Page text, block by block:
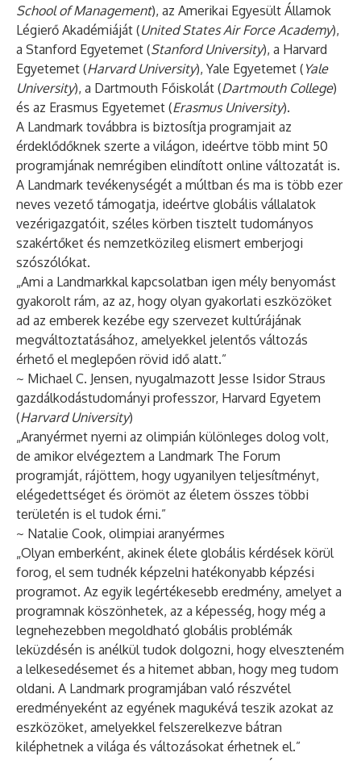
School of Management), az Amerikai Egyesült Államok
Légierő Akadémiáját (United States Air Force Academy),
a Stanford Egyetemet (Stanford University), a Harvard
Egyetemet (Harvard University), Yale Egyetemet ( Yale
University), a Dartmouth Főiskolát (Dartmouth College)
és az Erasmus Egyetemet (Erasmus University).
A Landmark továbbra is biztosítja programjait az
érdeklődőknek szerte a világon, ideértve több mint 50
programjának nemrégiben elindított online változatát is.
A Landmark tevékenységét a múltban és ma is több ezer
neves vezető támogatja, ideértve globális vállalatok
vezérigazgatóit, széles körben tisztelt tudományos
szakértőket és nemzetközileg elismert emberjogi
szószólókat.
„Ami a Landmarkkal kapcsolatban igen mély benyomást
gyakorolt rám, az az, hogy olyan gyakorlati eszközöket
ad az emberek kezébe egy szervezet kultúrájának
megváltoztatásához, amelyekkel jelentős változás
érhető el meglepően rövid idő alatt.”
~ Michael C. Jensen, nyugalmazott Jesse Isidor Straus
gazdálkodástudományi professzor, Harvard Egyetem
(Harvard University)
„Aranyérmet nyerni az olimpián különleges dolog volt,
de amikor elvégeztem a Landmark The Forum
programját, rájöttem, hogy ugyanilyen teljesítményt,
elégedettséget és örömöt az életem összes többi
területén is el tudok érni.”
~ Natalie Cook, olimpiai aranyérmes
„Olyan emberként, akinek élete globális kérdések körül
forog, el sem tudnék képzelni hatékonyabb képzési
programot. Az egyik legértékesebb eredmény, amelyet a
programnak köszönhetek, az a képesség, hogy még a
legnehezebben megoldható globális problémák
leküzdésén is anélkül tudok dolgozni, hogy elveszteném
a lelkesedésemet és a hitemet abban, hogy meg tudom
oldani. A Landmark programjában való részvétel
eredményeként az egyének magukévá teszik azokat az
eszközöket, amelyekkel felszerelkezve bátran
kiléphetnek a világa és változásokat érhetnek el.”